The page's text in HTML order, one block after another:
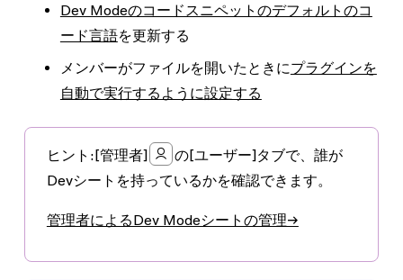
Dev Modeのコードスニペットのデフォルトのコ
ード言語を更新する
メンバーがファイルを開いたときにプラグインを
自動で実行するように設定する
ヒント:[管理者] の[ユーザー]タブで、誰が
Devシートを持っているかを確認できます。
管理者によるDev Modeシートの管理→